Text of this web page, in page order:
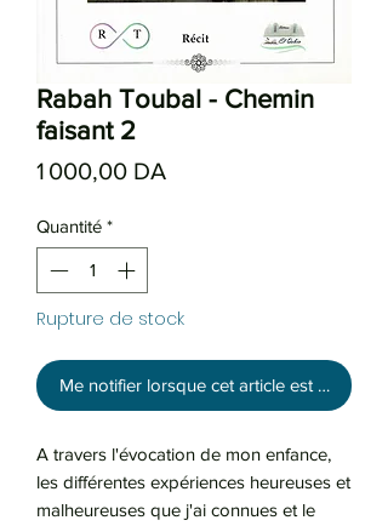
Rabah Toubal - Chemin
faisant 2
1 000,00 DA
Quantité *
Rupture de stock
Me notifier lorsque cet article est disponible
A travers l'évocation de mon enfance,
les différentes expériences heureuses et
malheureuses que j'ai connues et le